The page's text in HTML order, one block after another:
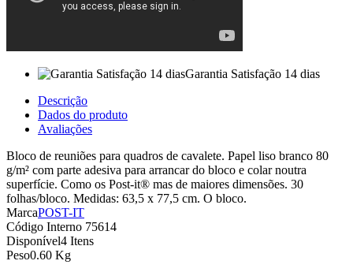
Garantia Satisfação 14 dias
Descrição
Dados do produto
Avaliações
Bloco de reuniões para quadros de cavalete. Papel liso branco 80
g/m² com parte adesiva para arrancar do bloco e colar noutra
superfície. Como os Post-it® mas de maiores dimensões. 30
folhas/bloco. Medidas: 63,5 x 77,5 cm. O bloco.
MarcaPOST-IT
Código Interno 75614
Disponível4 Itens
Peso0.60 Kg